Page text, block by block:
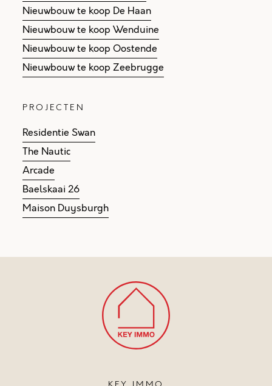
Nieuwbouw te koop De Haan
Nieuwbouw te koop Wenduine
Nieuwbouw te koop Oostende
Nieuwbouw te koop Zeebrugge
PROJECTEN
Residentie Swan
The Nautic
Arcade
Baelskaai 26
Maison Duysburgh